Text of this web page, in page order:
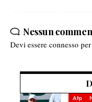
Nessun
Devi essere connesso
Atp